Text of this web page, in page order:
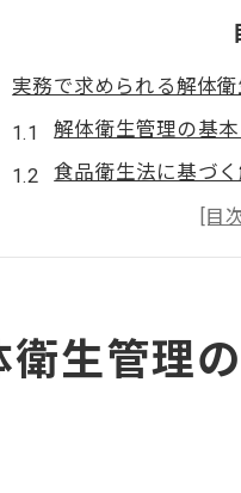
実務で求められる解体
解体衛生管理の基
食品衛生法に基づ
野生鳥獣肉の衛生
厚生労働省ガイド
現場で生きる衛生管理ガ
生管理